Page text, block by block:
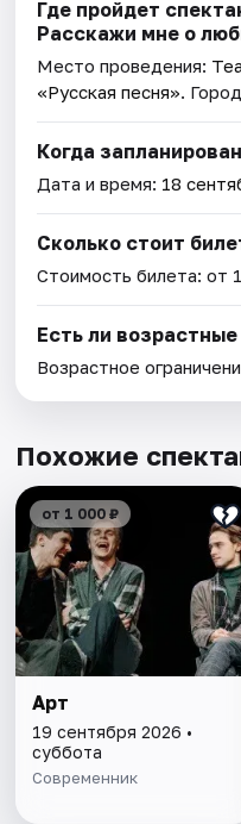
Где пройдет
Расскажи мне о
Место проведения:
«Русская песня».
Когда
Дата и время: 18
Сколько стоит
Стоимость билета: от
Есть ли
Возрастное
Похожие
от 1 000 ₽
Арт
19 сентября 2026 •
суббота
Современник